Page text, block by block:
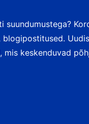
suundumustega?
keskenduvad